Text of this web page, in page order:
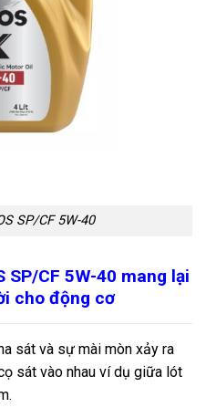
SP/CF 5W-40
SP/CF 5W-40 mang lại
cho động cơ
sát và sự mài mòn xảy ra
sát vào nhau ví dụ giữa lót